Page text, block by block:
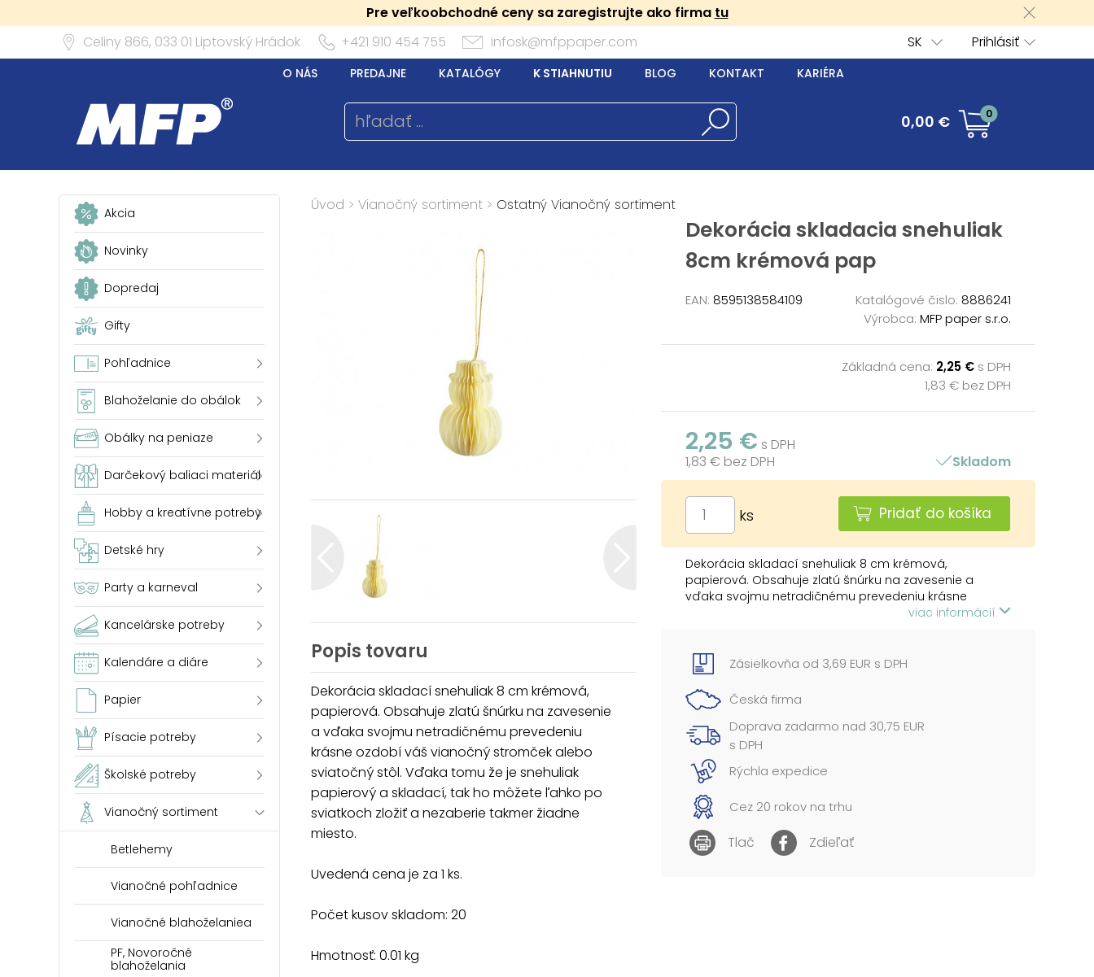
Pre veľkoobchodné ceny sa zaregistrujte ako firma tu
Celiny 866, 033 01 Liptovský Hrádok +421 910 454 755 infosk@mfppaper.com Prihlásiť
SK
O NÁS PREDAJNE KATALÓGY K STIAHNUTIU BLOG KONTAKT KARIÉRA
0,00 € 0
Akcia
Novinky
Dopredaj
Gifty
Pohľadnice
Blahoželanie do obálok
Obálky na peniaze
Darčekový baliaci materiál
Hobby a kreatívne potreby
Detské hry
Party a karneval
Kancelárske potreby
Kalendáre a diáre
Papier
Písacie potreby
Školské potreby
Vianočný sortiment
Betlehemy
Vianočné pohľadnice
Vianočné blahoželaniea
PF, Novoročné
blahoželania
Úvod > Vianočný sortiment > Ostatný Vianočný sortiment
Dekorácia skladacia snehuliak
8cm krémová pap
EAN: 8595138584109 Katalógové čislo: 8886241
Výrobca: MFP paper s.r.o.
Základná cena: 2,25 € s DPH
1,83 € bez DPH
2,25 € s DPH
1,83 € bez DPH
Skladom
ks Pridať do košíka
Dekorácia skladací snehuliak 8 cm krémová,
papierová. Obsahuje zlatú šnúrku na zavesenie a
vďaka svojmu netradičnému prevedeniu krásne
ozdobí váš vianočný stromček alebo sviatočný stôl.
takmer žiadne miesto.
Uvedená cena je za 1 ks....
viac informácií
Popis tovaru
Dekorácia skladací snehuliak 8 cm krémová,
papierová. Obsahuje zlatú šnúrku na zavesenie
a vďaka svojmu netradičnému prevedeniu
krásne ozdobí váš vianočný stromček alebo
sviatočný stôl. Vďaka tomu že je snehuliak
papierový a skladací, tak ho môžete ľahko po
sviatkoch zložiť a nezaberie takmer žiadne
miesto.
Uvedená cena je za 1 ks.
Počet kusov skladom: 20
Hmotnosť: 0.01 kg
Zásielkovňa od 3,69 EUR s DPH
Česká firma
Doprava zadarmo nad 30,75 EUR
s DPH
Rýchla expedice
Cez 20 rokov na trhu
Tlač Zdieľať